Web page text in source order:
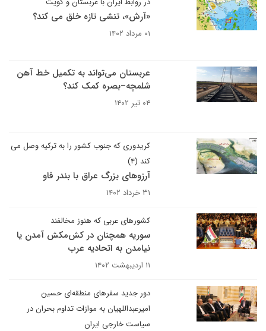
«آرش»، تنشی تازه خلق می کند؟
۰۱ مرداد ۱۴۰۲
عربستان می‌تواند به تکمیل خط آهن
شلمچه‌–‌بصره کمک کند؟
۰۴ تیر ۱۴۰۲
کریدوری که جنوب کشور را به ترکیه وصل می
کند (۴)
آرزوهای بزرگ عراق با بندر فاو
۳۱ خرداد ۱۴۰۲
کشورهای عربی که هنوز مخالفند
سوریه همچنان در کش‌مکش آمدن یا
نیامدن به اتحادیه عرب
۱۱ اردیبهشت ۱۴۰۲
دور جدید سفرهای منطقه‌ای حسین
امیرعبداللهیان به موازات تداوم بحران در
سیاست خارجی ایران